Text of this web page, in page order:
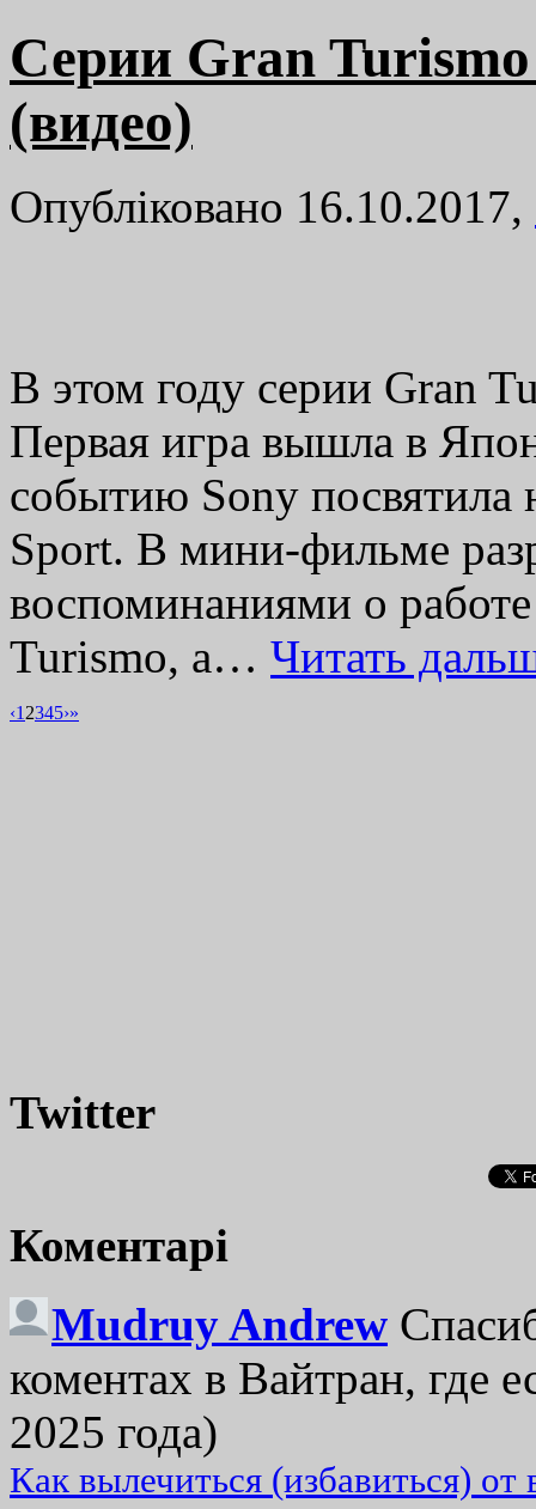
Серии Gran Turismo
(видео)
Опубліковано 16.10.2017,
В этом году серии Gran
Первая игра вышла в
событию Sony посвятила
Sport. В мини-фильме
воспоминаниями о
Turismo, а… Читать
‹1 2345›»
Twitter
Коментарі
Mudruy Andrew
коментах в Вайтран, где
2025 года)
Как вылечиться (избавиться)